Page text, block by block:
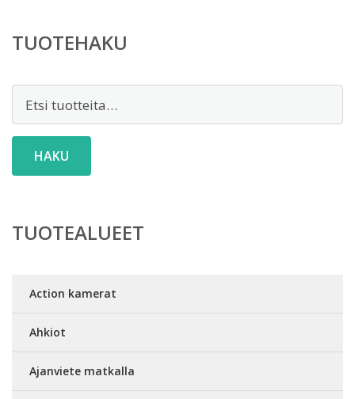
TUOTEHAKU
HAKU
TUOTEALUEET
Action kamerat
Ahkiot
Ajanviete matkalla